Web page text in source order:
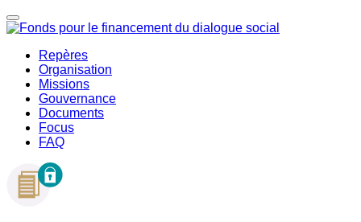
Repères
Organisation
Missions
Gouvernance
Documents
Focus
FAQ